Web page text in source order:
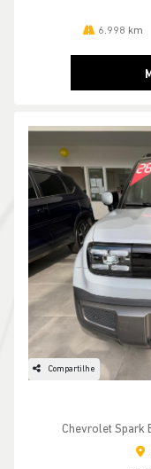
6.998 km
Compartilhe
Chevrolet Spark